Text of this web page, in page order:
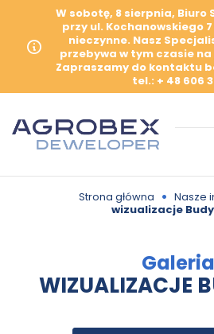
W sobotę, 8 sierpnia, Biuro
przy ul. Kochanowskiego
nieczynne. Nasz
przebywa w tym czasie
Zapraszamy do kontaktu
tel.: + 48 606
Strona główna • Nasze
wizualizacje
Galeria
WIZUALIZACJE